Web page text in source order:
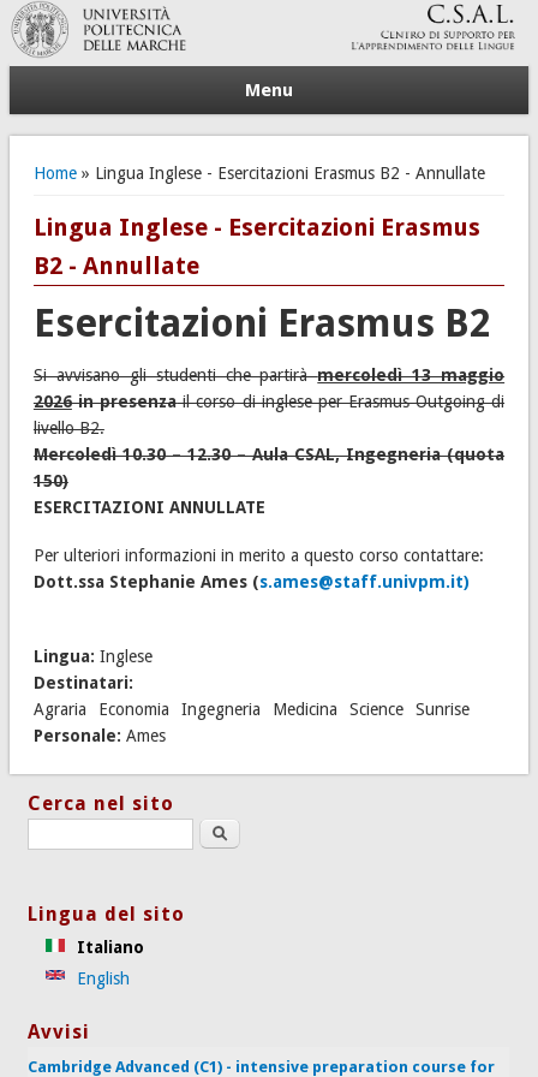
Menu
Tu sei qui
Home» Lingua Inglese - Esercitazioni Erasmus B2 - Annullate
Lingua Inglese - Esercitazioni Erasmus
B2 - Annullate
Esercitazioni Erasmus B2
Si avvisano gli studenti che partiràmercoledì 13 maggio
2026 in presenzail corso di inglese per Erasmus Outgoing di
livello B2.
Mercoledì 10.30 – 12.30 – Aula CSAL, Ingegneria (quota
150)
ESERCITAZIONI ANNULLATE
Per ulteriori informazioni in merito a questo corso contattare:
Dott.ssa Stephanie Ames (s.ames@staff.univpm.it)
Lingua: Inglese
Destinatari:
Agraria
Economia Ingegneria Medicina Science
Sunrise
Personale: Ames
Cerca nel sito
Search this site
Lingua del sito
Italiano
English
Avvisi
Cambridge Advanced (C1) - intensive preparation course for